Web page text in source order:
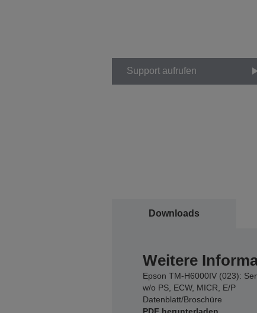
Support aufrufen
Downloads
Weitere
Epson TM-H6000IV (023):
w/o PS, ECW, MICR, E/P
Datenblatt/Broschüre